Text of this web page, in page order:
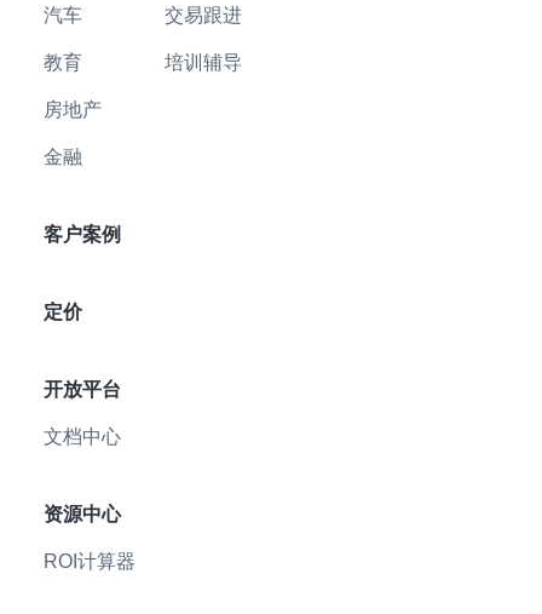
汽车
教育
房地产
金融
交易跟进
培训辅导
客户案例
定价
开放平台
文档中心
资源中心
ROI计算器